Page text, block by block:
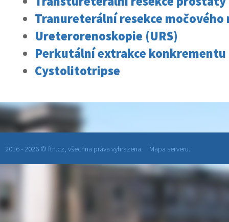
Tranureterální resekce močového
Ureterorenoskopie (URS)
Perkutální extrakce konkrementu
Cystolitotripse
2016 - 2026 © ftn.cz, všechna práva vyhrazena. Mapa serveru.